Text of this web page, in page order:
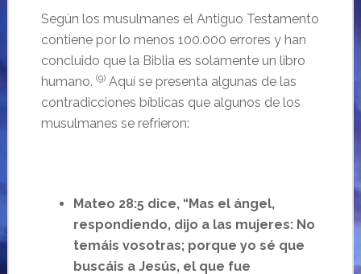
Según los musulmanes el Antiguo Testamento
contiene por lo menos 100.000 errores y han
concluido que la Biblia es solamente un libro
humano. (9)Aquí se presenta algunas de las
contradicciones bíblicas que algunos de los
musulmanes se refrieron:
Mateo 28:5 dice, “Mas el ángel,
respondiendo, dijo a las mujeres: No
temáis vosotras; porque yo sé que
buscáis a Jesús, el que fue